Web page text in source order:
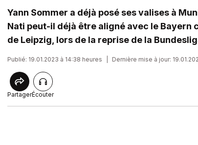
Yann Sommer a déjà posé ses valises à
Nati peut-il déjà être aligné avec le Bayern
de Leipzig, lors de la reprise de la
Publié: 19.01.2023 à 14:38 heures Dernière mise à jour:
PartagerÉcouter